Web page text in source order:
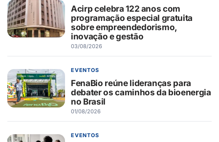
Acirp celebra 122 anos com
programação especial gratuita
sobre empreendedorismo,
inovação e gestão
03/08/2026
EVENTOS
FenaBio reúne lideranças para
debater os caminhos da bioenergia
no Brasil
01/08/2026
EVENTOS